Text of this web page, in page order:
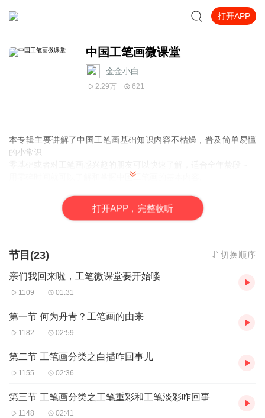
打开APP
中国工笔画微课堂
金金小白
2.29万 621
本专辑主要讲解了中国工笔画基础知识内容不枯燥，普及简单易懂
的小常识
用零碎时间就可以了解和掌握中国工笔画的基本内容。
欢迎大家的收听和订阅～
打开APP，完整收听
节目(23) 切换顺序
亲们我回来啦，工笔微课堂要开始喽
1109 01:31
第一节 何为丹青？工笔画的由来
1182 02:59
第二节 工笔画分类之白描咋回事儿
1155 02:36
第三节 工笔画分类之工笔重彩和工笔淡彩咋回事
1148 02:41